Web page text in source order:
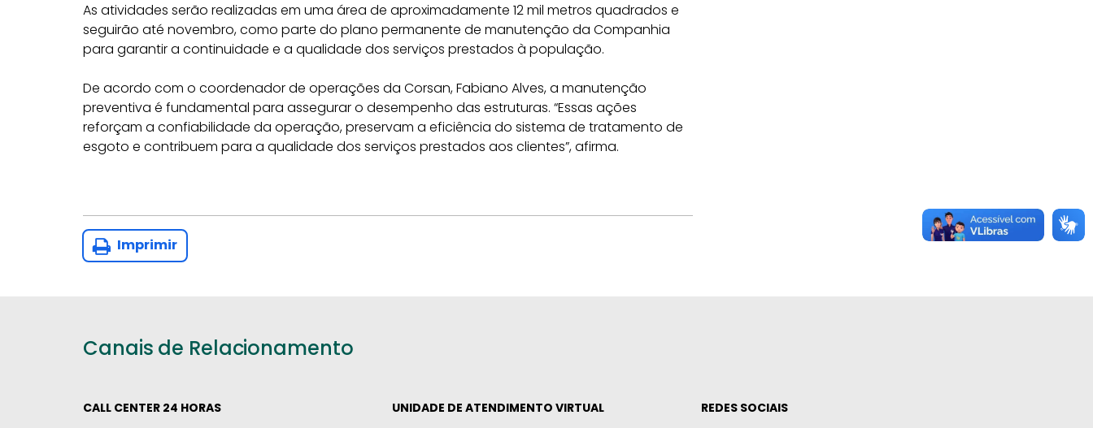
As atividades serão realizadas em uma área de aproximadamente 12 mil metros quadrados e
seguirão até novembro, como parte do plano permanente de manutenção da Companhia
para garantir a continuidade e a qualidade dos serviços prestados à população.
De acordo com o coordenador de operações da Corsan, Fabiano Alves, a manutenção
preventiva é fundamental para assegurar o desempenho das estruturas. “Essas ações
reforçam a confiabilidade da operação, preservam a eficiência do sistema de tratamento de
esgoto e contribuem para a qualidade dos serviços prestados aos clientes”, afirma.
Imprimir
Canais de Relacionamento
CALL CENTER 24 HORAS UNIDADE DE ATENDIMENTO VIRTUAL REDES SOCIAIS